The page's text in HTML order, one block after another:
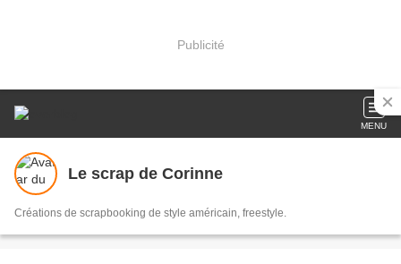
Publicité
MENU
Le scrap de Corinne
Créations de scrapbooking de style américain, freestyle.